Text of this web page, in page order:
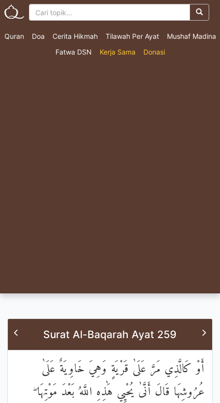
Quran Doa Cerita Hikmah Tilawah Per Ayat
Mushaf Madina
Fatwa DSN
Kerja Sama Donasi
Surat Al-Baqarah Ayat 259
أَوْ كَالَّذِي مَرَّ عَلَىٰ قَرْيَةٍ وَهِيَ خَاوِيَةٌ عَلَىٰ
عُرُوشِهَا قَالَ أَنَّىٰ يُحْيِي هَٰذِهِ اللَّهُ بَعْدَ مَوْتِهَا ۖ